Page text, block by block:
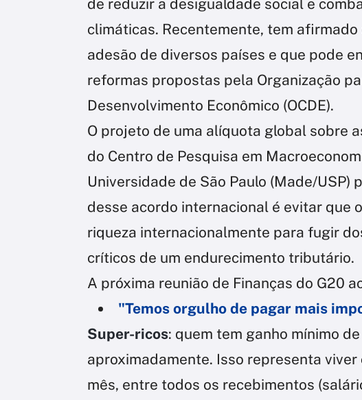
de reduzir a desigualdade social e
climáticas. Recentemente, tem
adesão de diversos países e que pode
reformas propostas pela Organização
Desenvolvimento Econômico (OCDE).
O projeto de uma alíquota global sobre
do Centro de Pesquisa em
Universidade de São Paulo (Made/USP)
desse acordo internacional é evitar que
riqueza internacionalmente para fugir
críticos de um endurecimento tributário.
A próxima reunião de Finanças do G20
"Temos orgulho de pagar mais
Super-ricos: quem tem ganho mínimo
aproximadamente. Isso representa
mês, entre todos os recebimentos